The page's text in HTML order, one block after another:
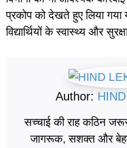
प्रकोप को देखते हुए लिया गया
विद्यार्थियों के स्वास्थ्य और
Author:
सच्चाई की राह कठिन
जागरूक, सशक्त और